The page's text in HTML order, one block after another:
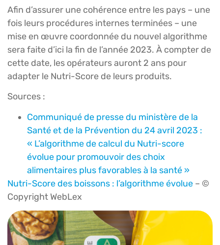
Afin d’assurer une cohérence entre les pays – une
fois leurs procédures internes terminées – une
mise en œuvre coordonnée du nouvel algorithme
sera faite d’ici la fin de l’année 2023. À compter de
cette date, les opérateurs auront 2 ans pour
adapter le Nutri-Score de leurs produits.
Sources :
Communiqué de presse du ministère de la
Santé et de la Prévention du 24 avril 2023 :
« L’algorithme de calcul du Nutri-score
évolue pour promouvoir des choix
alimentaires plus favorables à la santé »
Nutri-Score des boissons : l’algorithme évolue – ©
Copyright WebLex